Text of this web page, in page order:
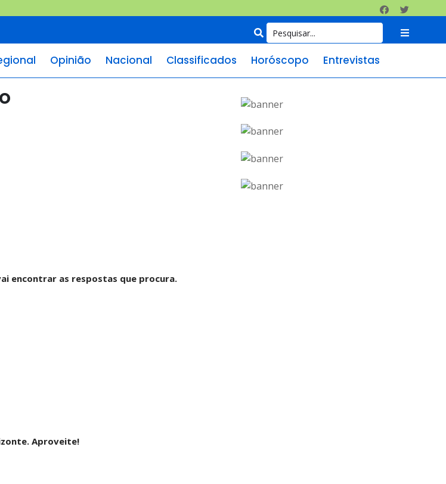
Opinião Nacional Classificados Horóscopo Entrevistas
encontrar as respostas que procura.
Aproveite!